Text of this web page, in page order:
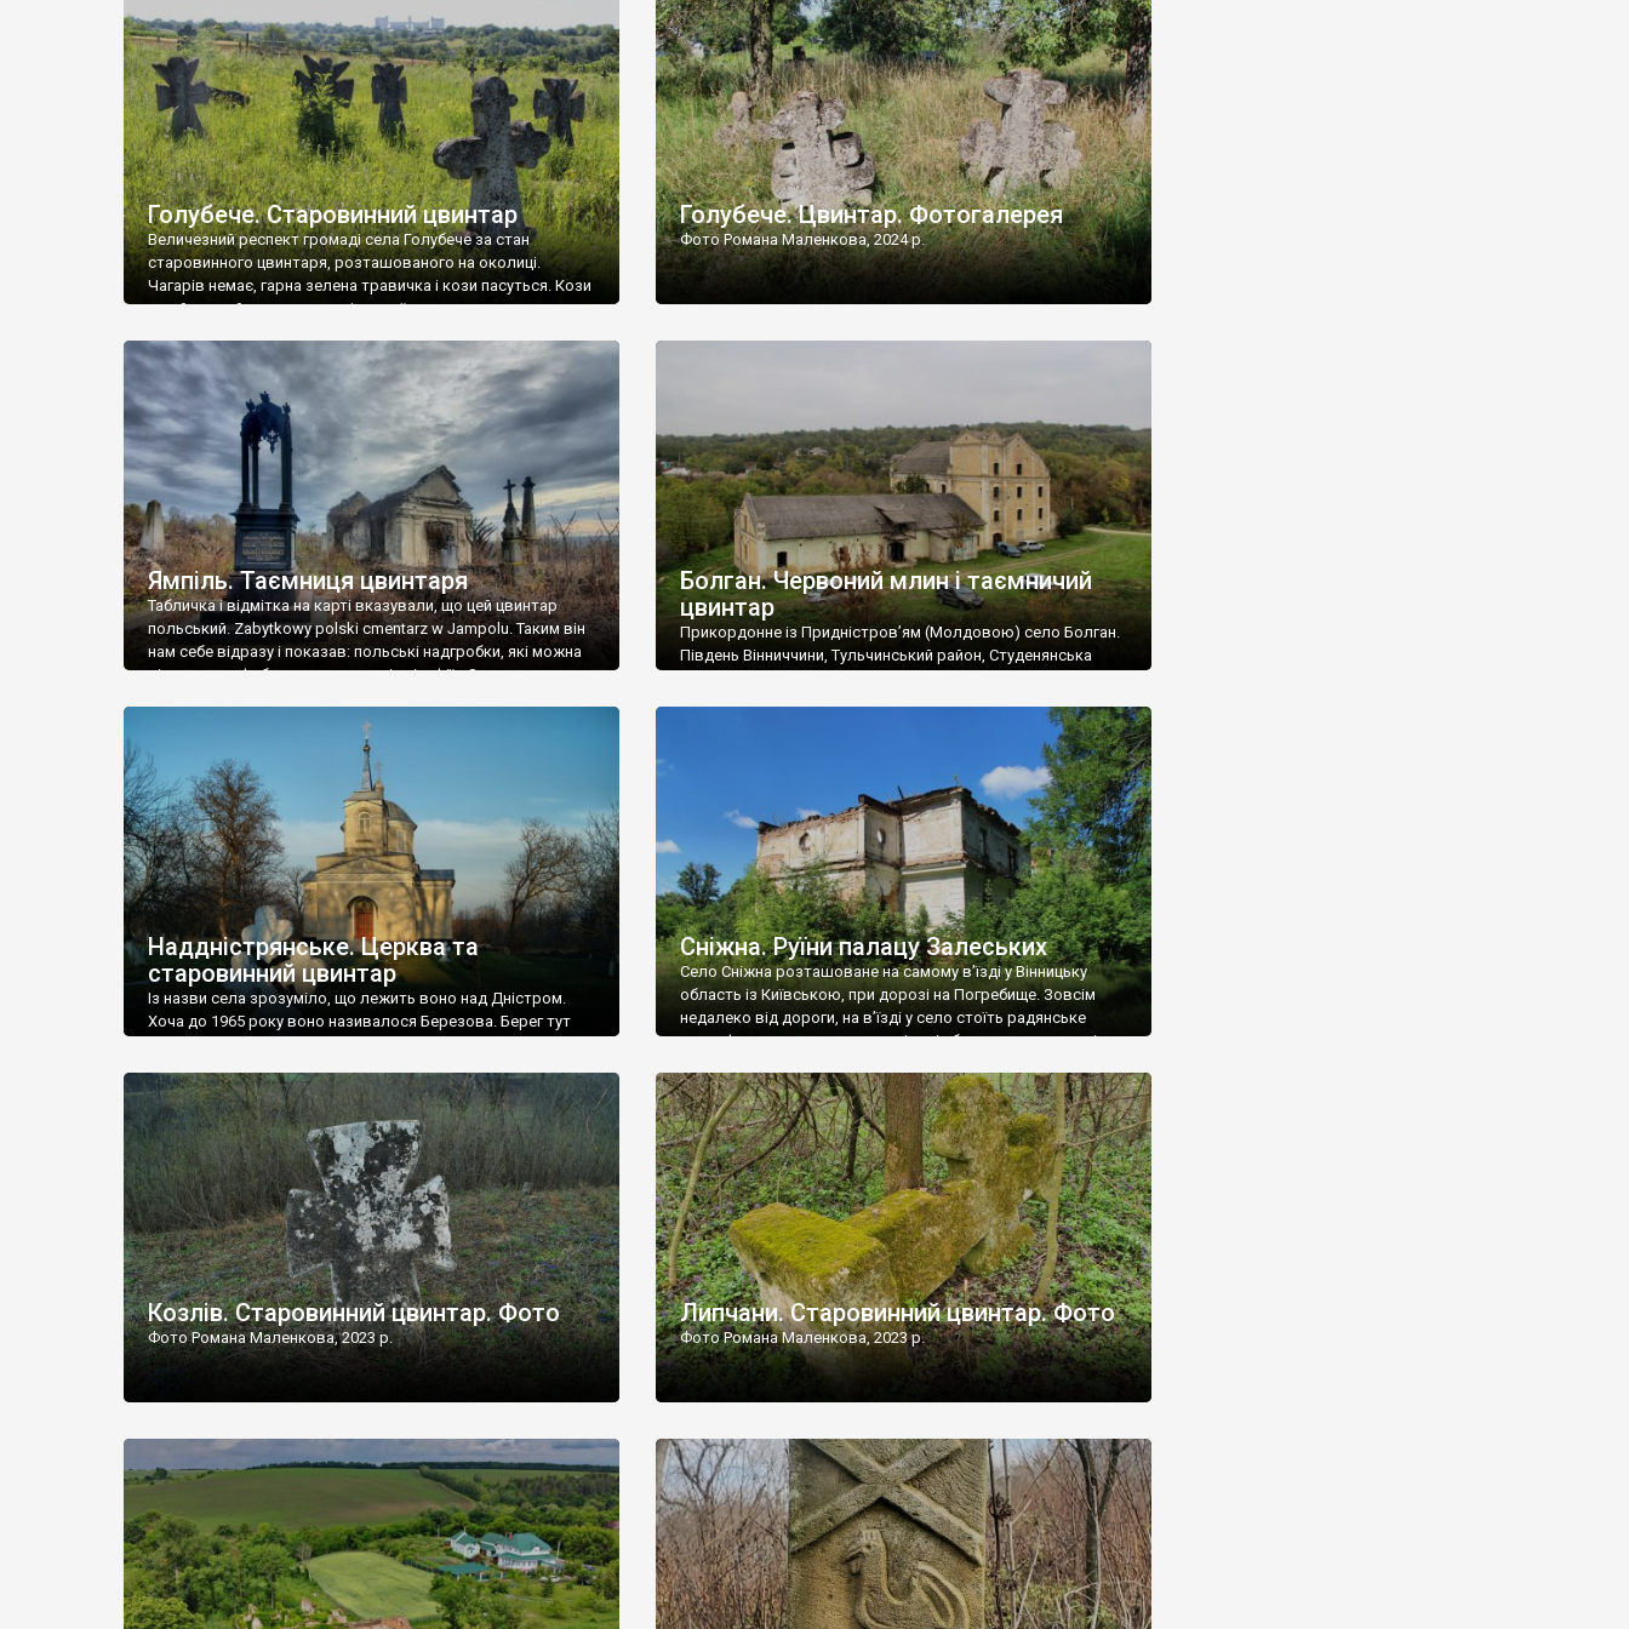
[…]
Голубече. Старовинний цвинтар
Величезний респект громаді села Голубече за стан
старовинного цвинтаря, розташованого на околиці.
Чагарів немає, гарна зелена травичка і кози пасуться. Кози
– найкращий регулятор шкідливої, для старих кладовищ,
бруньками, кози ті бруньки обгризають, бо то улюблений
делікатес. На цвинтарі у Голубечому ціла колекція
різноманітних форм хрестів. Село відносно невелике, […]
Голубече. Цвинтар. Фотогалерея
Фото Романа Маленкова, 2024 р.
Ямпіль. Таємниця цвинтаря
Табличка і відмітка на карті вказували, що цей цвинтар
польський. Zabytkowy polski cmentarz w Jampolu. Таким він
нам себе відразу і показав: польські надгробки, які можна
віднести до фабричних, польські епітафії… Загалом цвинтар
виявилося більше семи гектарів. Перше враження про
абсолютну звичайність польського цвинтаря виявилося
оманливим – […]
Болган. Червоний млин і таємничий
цвинтар
Прикордонне із Придністров’ям (Молдовою) село Болган.
Південь Вінниччини, Тульчинський район, Студенянська
старовинний цвинтар із кам’яними хрестами. Всі епітафії, які
збереглися, написані кирилицею, церковнослов’янською
мовою. За всіма традиційними ознаками – цвинтар
український. Хрести датуються 19 століттям. У 1924-1940
роках Болган […]
Наддністрянське. Церква та
старовинний цвинтар
Із назви села зрозуміло, що лежить воно над Дністром.
Хоча до 1965 року воно називалося Березова. Берег тут
Наддністрянське відрізняється від більшості навколишніх
сіл. У селі є мурована Михайлівська церква. Точної дати […]
Сніжна. Руїни палацу Залеських
Село Сніжна розташоване на самому в’їзді у Вінницьку
область із Київською, при дорозі на Погребище. Зовсім
недалеко від дороги, на в’їзді у село стоїть радянське
рельєфне пано, яке показує жінку і яблуню, а трохи далі,
дороги їх не видно, але видно дві стареньких колії у траві –
[…]
Козлів. Старовинний цвинтар. Фото
Фото Романа Маленкова, 2023 р.
Липчани. Старовинний цвинтар. Фото
Фото Романа Маленкова, 2023 р.